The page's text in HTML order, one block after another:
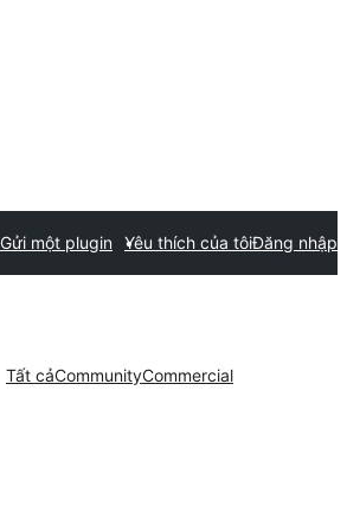
Gửi một plugin Yêu thích của tôiĐăng nhập
Tất cảCommunityCommercial